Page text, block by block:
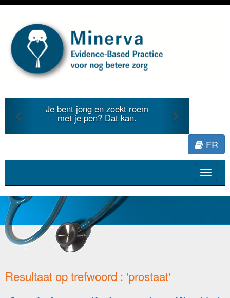
Je bent jong en zoekt roem
met je pen? Dat kan.
Previous
FR
Toggle
Resultaat op trefwoord : 'prostaat'